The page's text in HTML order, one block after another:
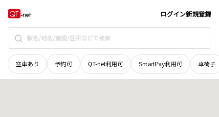
ログイン新規登録
空車あり 予約可 QT-net利用可 SmartPay利用可 車椅子
山口県